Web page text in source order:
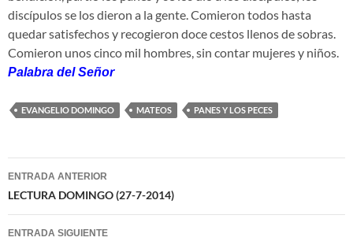
discípulos se los dieron a la gente. Comieron todos hasta
quedar satisfechos y recogieron doce cestos llenos de sobras.
Comieron unos cinco mil hombres, sin contar mujeres y niños.
Palabra del Señor
EVANGELIO DOMINGO MATEOS PANES Y LOS PECES
Navegación
de
entradas
ENTRADA ANTERIOR
LECTURA DOMINGO (27-7-2014)
ENTRADA SIGUIENTE